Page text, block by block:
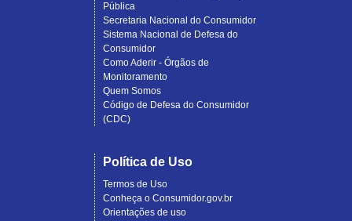
Pública
Secretaria Nacional do Consumidor
Sistema Nacional de Defesa do
Consumidor
Como Aderir - Órgãos de
Monitoramento
Quem Somos
Código de Defesa do Consumidor
(CDC)
Política de Uso
Termos de Uso
Conheça o Consumidor.gov.br
Orientações de uso